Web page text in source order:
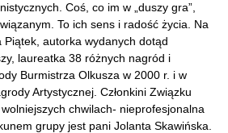
Coś, co im w „duszy gra”,
To ich sens i radość życia. Na
Piątek, autorka wydanych dotąd
laureatka 38 różnych nagród i
Burmistrza Olkusza w 2000 r. i w
Artystycznej. Członkini Związku
chwilach- nieprofesjonalna
grupy jest pani Jolanta Skawińska.